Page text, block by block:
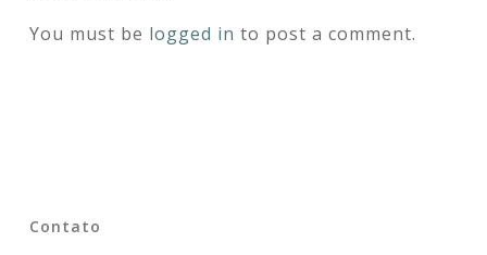
You must be logged in to post a comment.
Contato